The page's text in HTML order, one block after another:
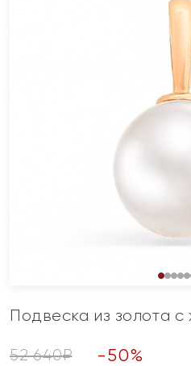
Подвеска из золота с
52 640₽ -50%